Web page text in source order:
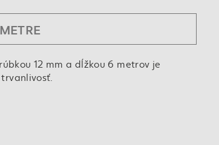
12 mm a dĺžkou 6 metrov je